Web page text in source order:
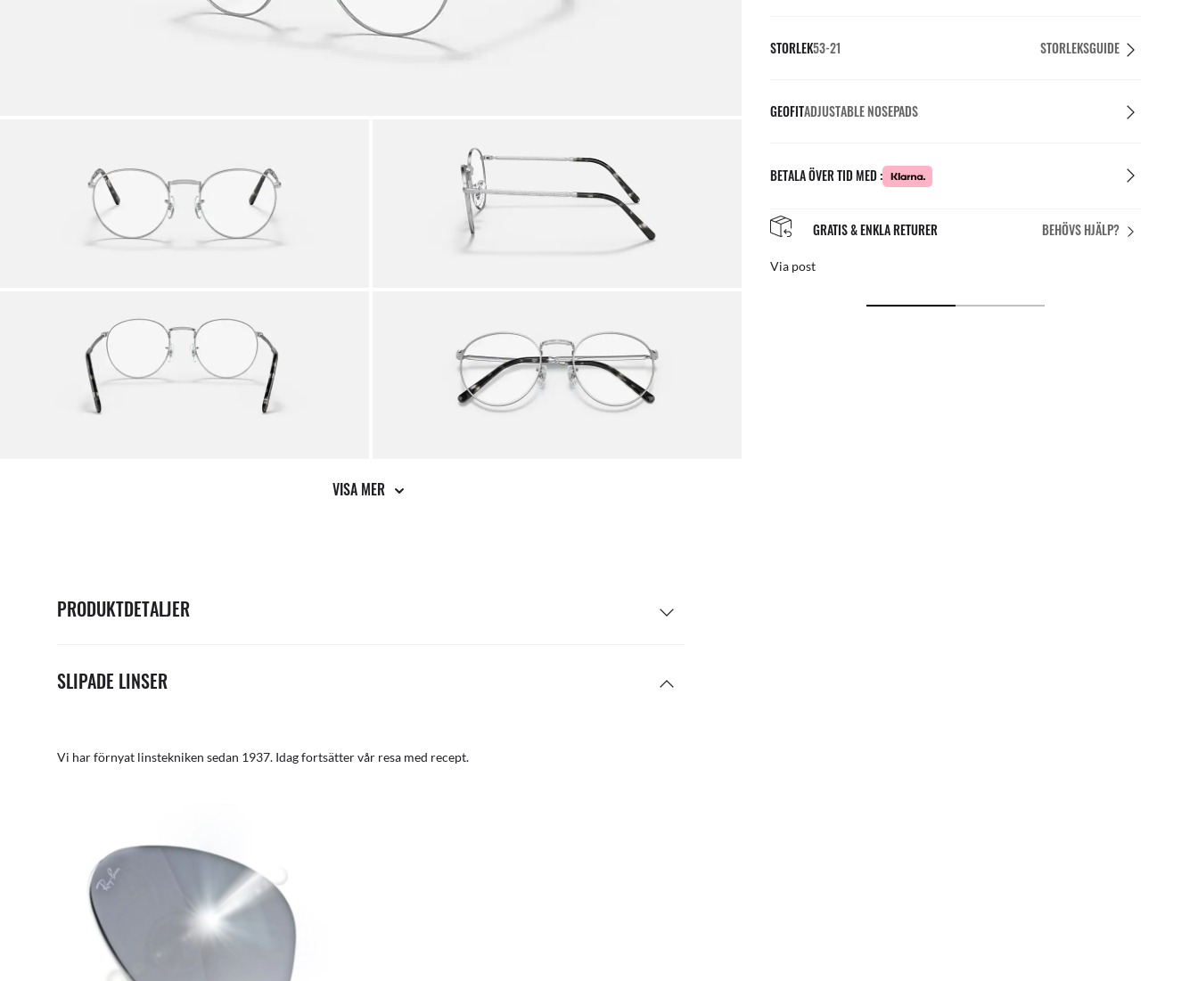
VISA MER
PRODUKTDETALJER
SLIPADE LINSER
Vi har förnyat linstekniken sedan 1937. Idag fortsätter vår resa med recept.
STORLEK53-21 STORLEKSGUIDE
GEOFITADJUSTABLE NOSEPADS
BETALA ÖVER TID MED :
BEHÖVS HJÄLP?
GRATIS & ENKLA RETURER PERFEKT PASSFORM
Gratis personanpassningar